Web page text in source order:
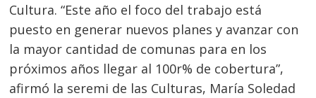
Cultura. “Este año el foco del trabajo está
puesto en generar nuevos planes y avanzar con
la mayor cantidad de comunas para en los
próximos años llegar al 100r% de cobertura”,
afirmó la seremi de las Culturas, María Soledad